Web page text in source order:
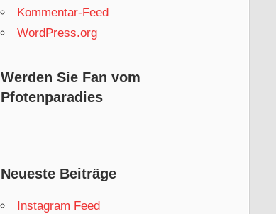
Kommentar-Feed
WordPress.org
Werden Sie Fan vom
Pfotenparadies
Neueste Beiträge
Instagram Feed